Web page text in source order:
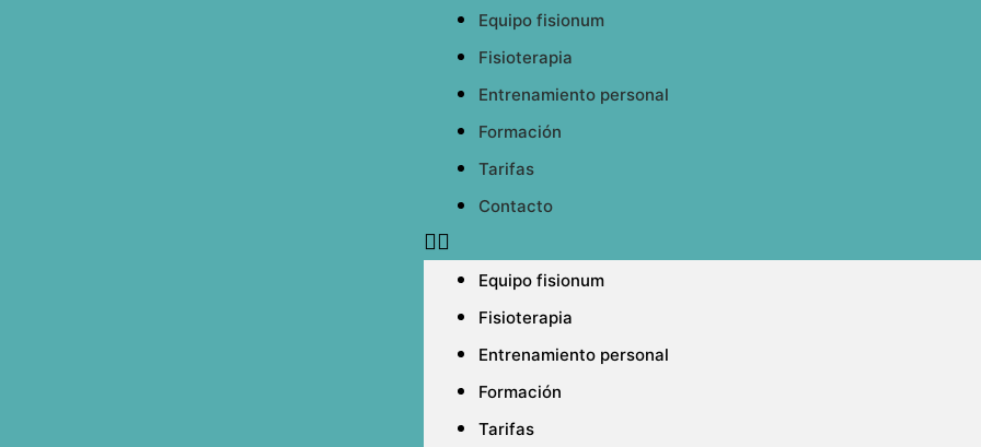
Equipo fisionum
Fisioterapia
Entrenamiento personal
Formación
Tarifas
Contacto
Equipo fisionum
Fisioterapia
Entrenamiento personal
Formación
Tarifas